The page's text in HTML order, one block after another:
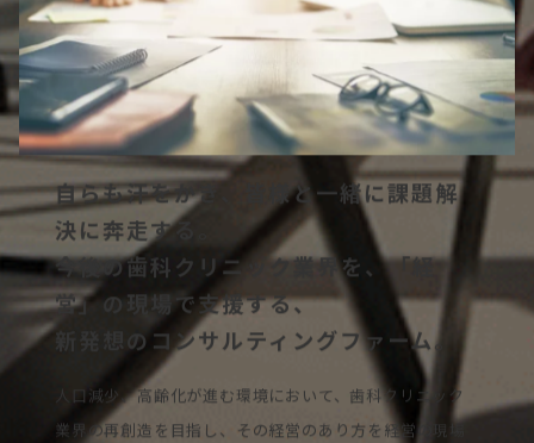
自らも汗をかき、皆様と一緒に課題解
決に奔走する。
今後の歯科クリニック業界を、「経
営」の現場で支援する、
新発想のコンサルティングファーム。
人口減少、高齢化が進む環境において、歯科クリニック
業界の再創造を目指し、その経営のあり方を経営の現場